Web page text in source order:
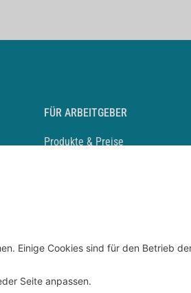
FÜR ARBEITGEBER
Produkte & Preise